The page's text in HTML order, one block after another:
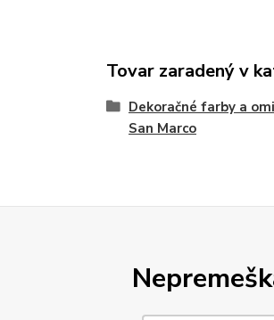
Tovar zaradený v
Dekoračné farby a
San Marco